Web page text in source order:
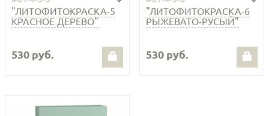
"ЛИТОФИТОКРАСКА-5
КРАСНОЕ ДЕРЕВО"
530 руб.
"ЛИТОФИТОКРАСКА-6
РЫЖЕВАТО-РУСЫЙ"
530 руб.